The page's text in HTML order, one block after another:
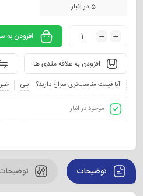
5 در انبار
افزودن به
افزودن به علاقه مندی ها
آیا قیمت مناسب‌تری سراغ دارید؟ بلی خیر
موجود در انبار
توضیحات